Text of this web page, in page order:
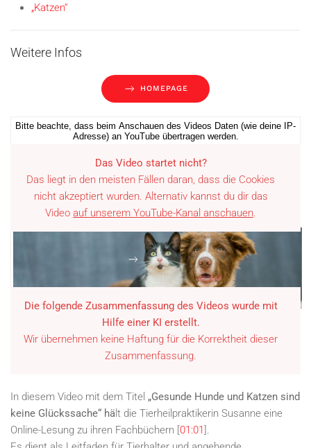
„Katzen“
Weitere Infos
HOMEPAGE
Bitte beachte, dass beim Anschauen des Videos Daten (wie deine IP-
Adresse) an YouTube übertragen werden.
Das Video startet nicht?
Das liegt in den meisten Fällen daran, dass die Cookies
nicht akzeptiert wurden. Alternativ kannst du dir das
Video auf unserem YouTube-Kanal anschauen.
YOUTUBE
Die folgende Zusammenfassung des Videos wurde mit
Hilfe einer KI erstellt.
Wir übernehmen keine Haftung für die Korrektheit dieser
Zusammenfassung.
In diesem Video mit dem Titel „Gesunde Hunde und Katzen sind
keine Glückssache“ hält die Tierheilpraktikerin Susanne eine
Online-Lesung zu ihren Fachbüchern [01:01].